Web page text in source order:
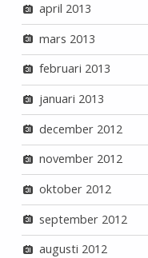
april 2013
mars 2013
februari 2013
januari 2013
december 2012
november 2012
oktober 2012
september 2012
augusti 2012